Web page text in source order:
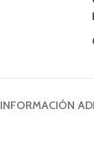
INFORMACIÓN